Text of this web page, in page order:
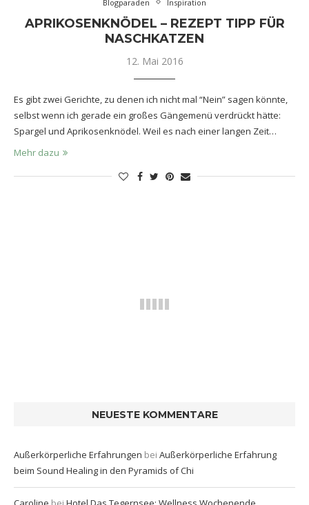
Blogparaden Inspiration
APRIKOSENKNÖDEL – REZEPT TIPP FÜR
NASCHKATZEN
12. Mai 2016
Es gibt zwei Gerichte, zu denen ich nicht mal “Nein” sagen könnte,
selbst wenn ich gerade ein großes Gängemenü verdrückt hätte:
Spargel und Aprikosenknödel. Weil es nach einer langen Zeit…
Mehr dazu
NEUESTE KOMMENTARE
Außerkörperliche Erfahrungen bei Außerkörperliche Erfahrung
beim Sound Healing in den Pyramids of Chi